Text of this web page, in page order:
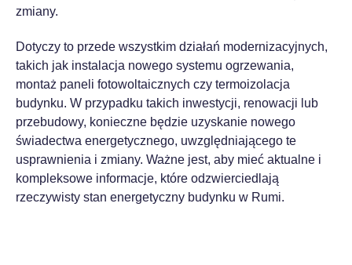
zmiany.
Dotyczy to przede wszystkim działań modernizacyjnych,
takich jak instalacja nowego systemu ogrzewania,
montaż paneli fotowoltaicznych czy termoizolacja
budynku. W przypadku takich inwestycji, renowacji lub
przebudowy, konieczne będzie uzyskanie nowego
świadectwa energetycznego, uwzględniającego te
usprawnienia i zmiany. Ważne jest, aby mieć aktualne i
kompleksowe informacje, które odzwierciedlają
rzeczywisty stan energetyczny budynku w Rumi.